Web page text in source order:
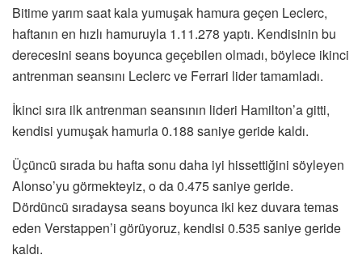
Bitime yarım saat kala yumuşak hamura geçen Leclerc,
haftanın en hızlı hamuruyla 1.11.278 yaptı. Kendisinin bu
derecesini seans boyunca geçebilen olmadı, böylece ikinci
antrenman seansını Leclerc ve Ferrari lider tamamladı.
İkinci sıra ilk antrenman seansının lideri Hamilton’a gitti,
kendisi yumuşak hamurla 0.188 saniye geride kaldı.
Üçüncü sırada bu hafta sonu daha iyi hissettiğini söyleyen
Alonso’yu görmekteyiz, o da 0.475 saniye geride.
Dördüncü sıradaysa seans boyunca iki kez duvara temas
eden Verstappen’i görüyoruz, kendisi 0.535 saniye geride
kaldı.